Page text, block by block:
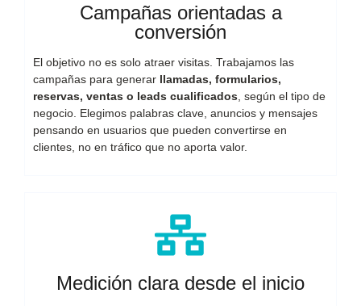
Campañas orientadas a
conversión
El objetivo no es solo atraer visitas. Trabajamos las
campañas para generar llamadas, formularios,
reservas, ventas o leads cualificados , según el tipo de
negocio. Elegimos palabras clave, anuncios y mensajes
pensando en usuarios que pueden convertirse en
clientes, no en tráfico que no aporta valor.
Medición clara desde el inicio